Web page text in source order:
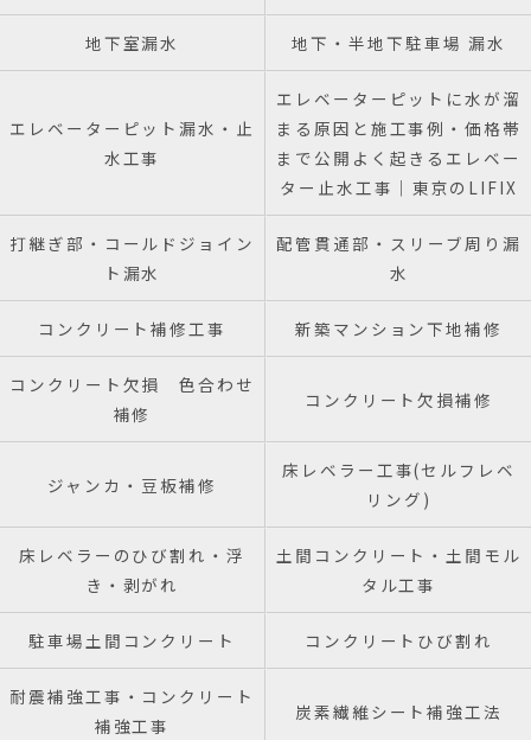
地下室漏水 地下・半地下駐車場 漏水
エレベーターピット漏水・止
水工事
エレベーターピットに水が溜
まる原因と施工事例・価格帯
まで公開よく起きるエレベー
ター止水工事｜東京のLIFIX
打継ぎ部・コールドジョイン
ト漏水
配管貫通部・スリーブ周り漏
水
コンクリート補修工事 新築マンション下地補修
コンクリート欠損 色合わせ
補修
コンクリート欠損補修
ジャンカ・豆板補修
床レベラー工事(セルフレベ
リング)
床レベラーのひび割れ・浮
き・剥がれ
土間コンクリート・土間モル
タル工事
駐車場土間コンクリート コンクリートひび割れ
耐震補強工事・コンクリート
補強工事
炭素繊維シート補強工法